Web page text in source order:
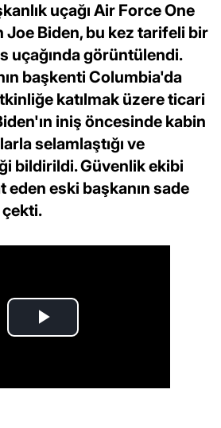
uçağı Air Force One
Joe Biden, bu kez tarifeli bir
uçağında görüntülendi.
başkenti Columbia'da
katılmak üzere ticari
iniş öncesinde kabin
selamlaştığı ve
bildirildi. Güvenlik ekibi
eden eski başkanın sade